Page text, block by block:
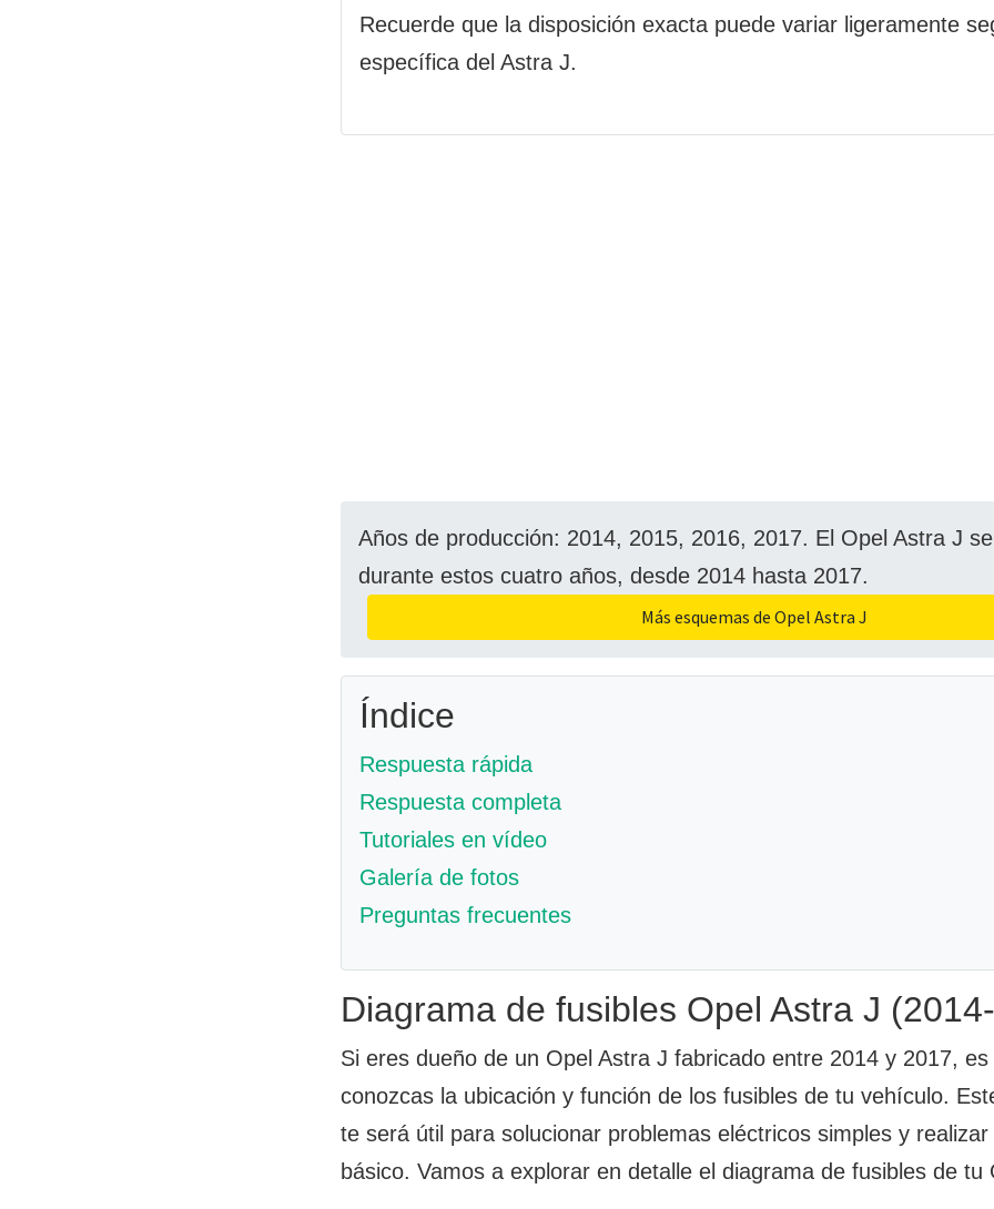
Recuerde que la disposición exacta puede variar ligeramente
específica del Astra J.
Años de producción: 2014, 2015, 2016, 2017. El Opel Astra J
durante estos cuatro años, desde 2014 hasta 2017.
Más esquemas de Opel Astra J
Índice
Respuesta rápida
Respuesta completa
Tutoriales en vídeo
Galería de fotos
Preguntas frecuentes
Diagrama de fusibles Opel Astra J
Si eres dueño de un Opel Astra J fabricado entre 2014 y 2017,
conozcas la ubicación y función de los fusibles de tu vehículo.
te será útil para solucionar problemas eléctricos simples y
básico. Vamos a explorar en detalle el diagrama de fusibles de tu